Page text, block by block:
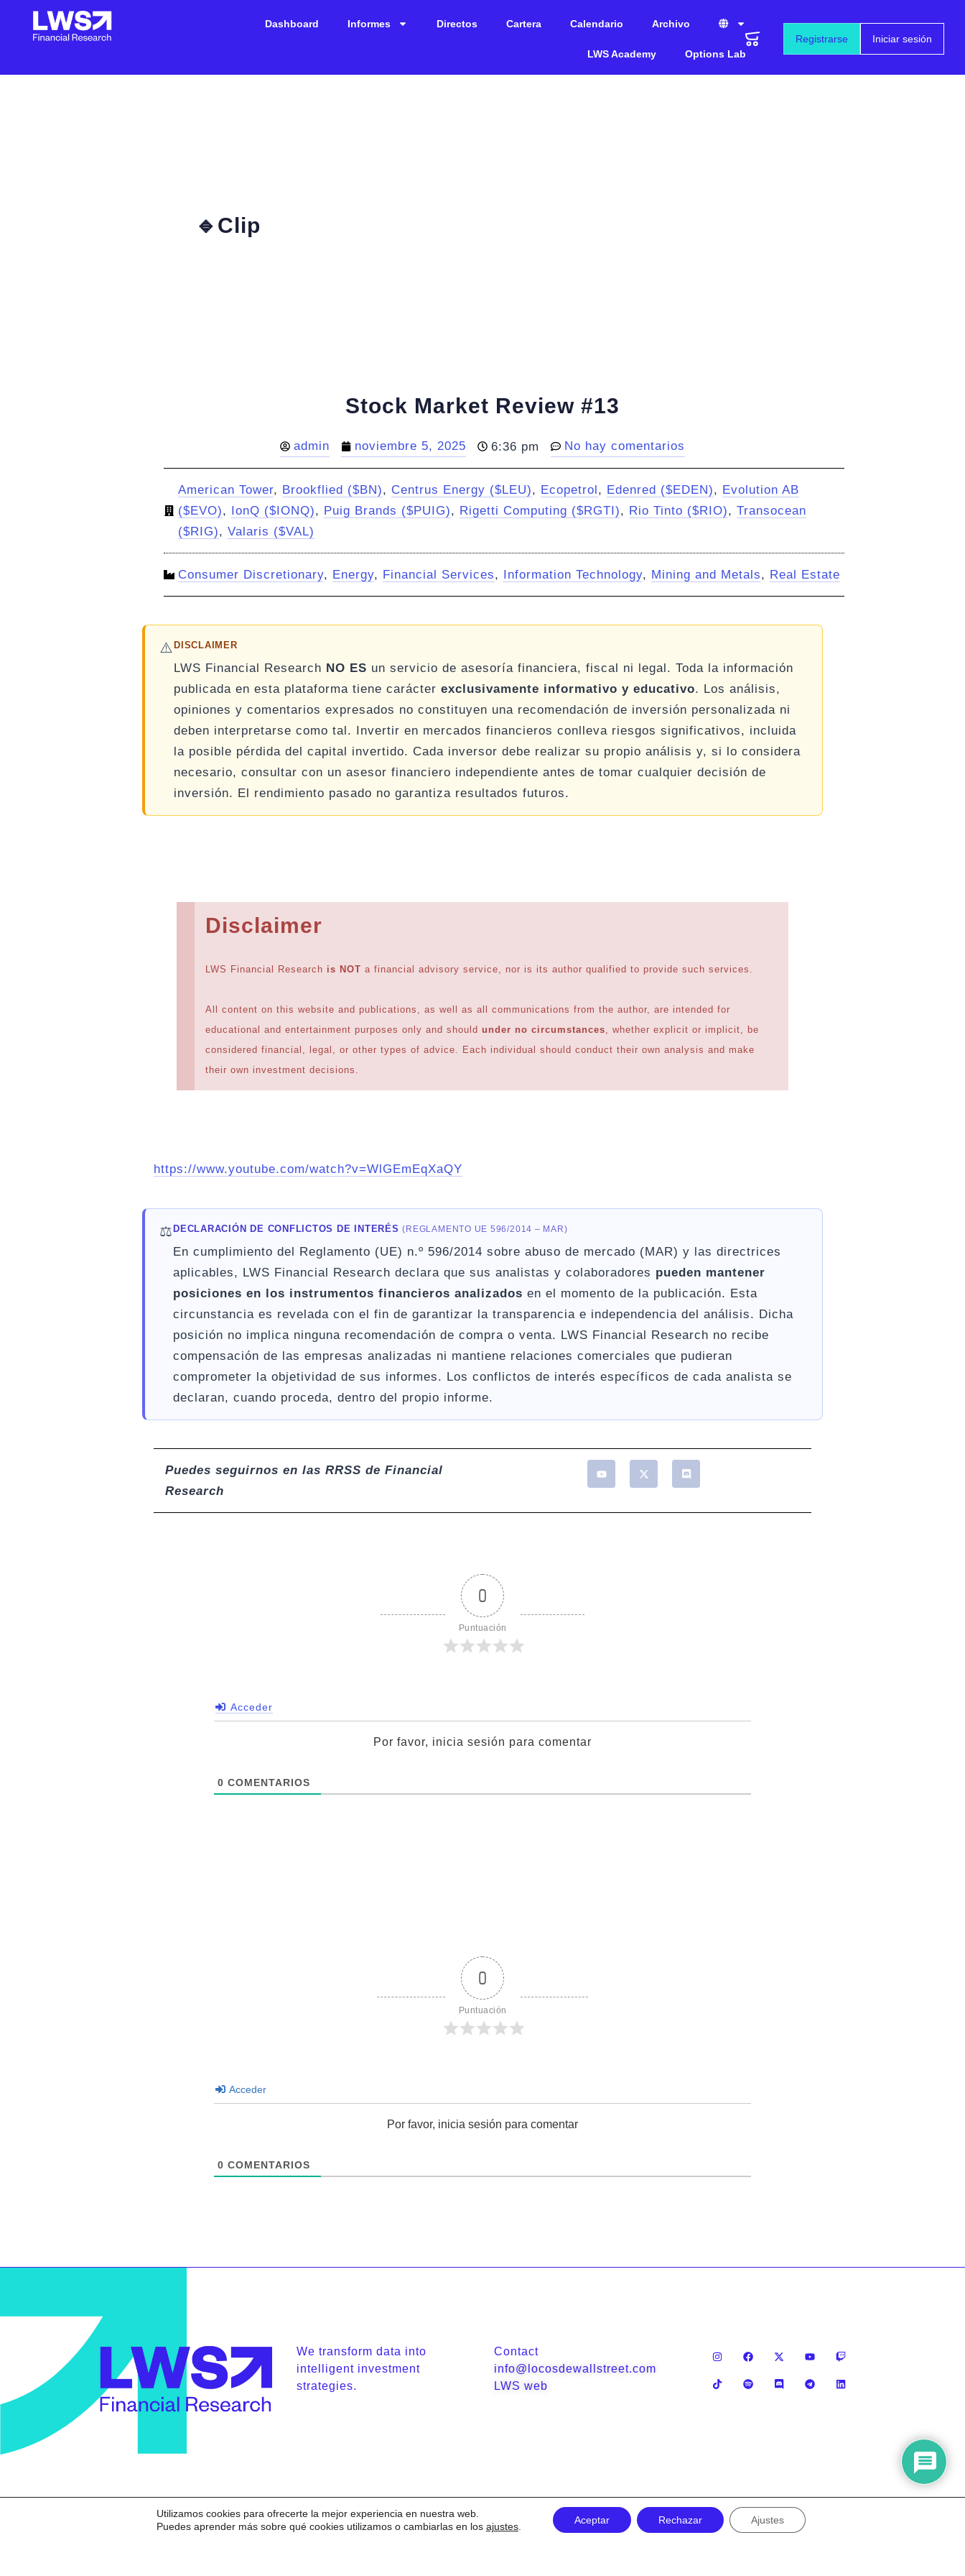
Iniciar sesión
Registrarse
Dashboard Informes Directos Cartera Calendario Archivo
LWS Academy Options Lab
🔹Clip
Stock Market Review #13
admin noviembre 5, 2025 6:36 pm No hay comentarios
American Tower, Brookflied ($BN), Centrus Energy ($LEU), Ecopetrol, Edenred ($EDEN), Evolution AB
($EVO), IonQ ($IONQ), Puig Brands ($PUIG), Rigetti Computing ($RGTI), Rio Tinto ($RIO), Transocean
($RIG), Valaris ($VAL)
Consumer Discretionary, Energy, Financial Services, Information Technology, Mining and Metals, Real Estate
⚠️ DISCLAIMER
LWS Financial Research NO ES un servicio de asesoría financiera, fiscal ni legal. Toda la información
publicada en esta plataforma tiene carácter exclusivamente informativo y educativo. Los análisis,
opiniones y comentarios expresados no constituyen una recomendación de inversión personalizada ni
deben interpretarse como tal. Invertir en mercados financieros conlleva riesgos significativos, incluida
la posible pérdida del capital invertido. Cada inversor debe realizar su propio análisis y, si lo considera
necesario, consultar con un asesor financiero independiente antes de tomar cualquier decisión de
inversión. El rendimiento pasado no garantiza resultados futuros.
Disclaimer
LWS Financial Research is NOT a financial advisory service, nor is its author qualified to provide such services.
All content on this website and publications, as well as all communications from the author, are intended for
educational and entertainment purposes only and should under no circumstances, whether explicit or implicit, be
considered financial, legal, or other types of advice. Each individual should conduct their own analysis and make
their own investment decisions.
https://www.youtube.com/watch?v=WlGEmEqXaQY
⚖️ DECLARACIÓN DE CONFLICTOS DE INTERÉS(REGLAMENTO UE 596/2014 – MAR)
En cumplimiento del Reglamento (UE) n.º 596/2014 sobre abuso de mercado (MAR) y las directrices
aplicables, LWS Financial Research declara que sus analistas y colaboradores pueden mantener
posiciones en los instrumentos financieros analizados en el momento de la publicación. Esta
circunstancia es revelada con el fin de garantizar la transparencia e independencia del análisis. Dicha
posición no implica ninguna recomendación de compra o venta. LWS Financial Research no recibe
compensación de las empresas analizadas ni mantiene relaciones comerciales que pudieran
comprometer la objetividad de sus informes. Los conflictos de interés específicos de cada analista se
declaran, cuando proceda, dentro del propio informe.
Puedes seguirnos en las RRSS de Financial
Research
0
Puntuación
Acceder
Por favor, inicia sesión para comentar
0 COMENTARIOS
0
Puntuación
Acceder
Por favor, inicia sesión para comentar
0 COMENTARIOS
We transform data into
intelligent investment
strategies.
Contact
info@locosdewallstreet.com
LWS web
Copyright © 2026 Locos de
Terms and conditions Cookies Policy Privacy policy Legal notice
Utilizamos cookies para ofrecerte la mejor experiencia en nuestra web.
Puedes aprender más sobre qué cookies utilizamos o cambiarlas en los ajustes.
Aceptar Rechazar Ajustes